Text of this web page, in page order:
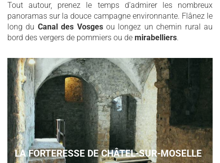
Tout autour, prenez le temps d’admirer les nombreux
panoramas sur la douce campagne environnante. Flânez le
long du Canal des Vosgesou longez un chemin rural au
bord des vergers de pommiers ou de mirabelliers.
LA FORTERESSE DE CHÂTEL-SUR-MOSELLE